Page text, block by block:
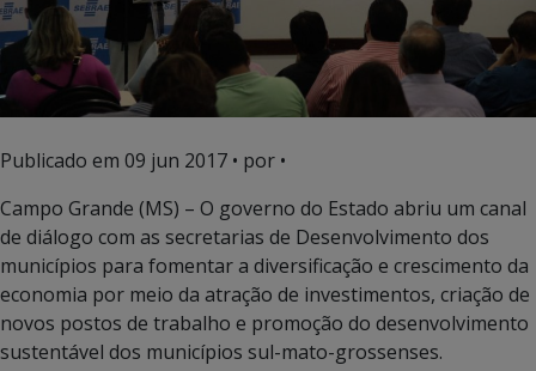
Publicado em 09 jun 2017 • por •
Campo Grande (MS) – O governo do Estado abriu um canal
de diálogo com as secretarias de Desenvolvimento dos
municípios para fomentar a diversificação e crescimento da
economia por meio da atração de investimentos, criação de
novos postos de trabalho e promoção do desenvolvimento
sustentável dos municípios sul-mato-grossenses.